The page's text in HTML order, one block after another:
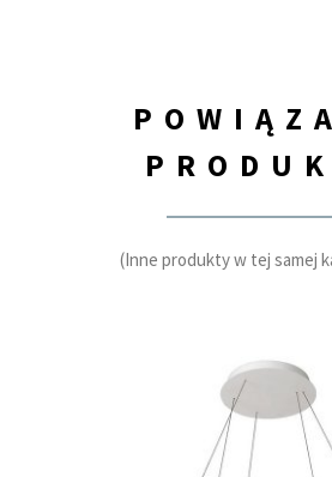
(Inne produkty w tej samej